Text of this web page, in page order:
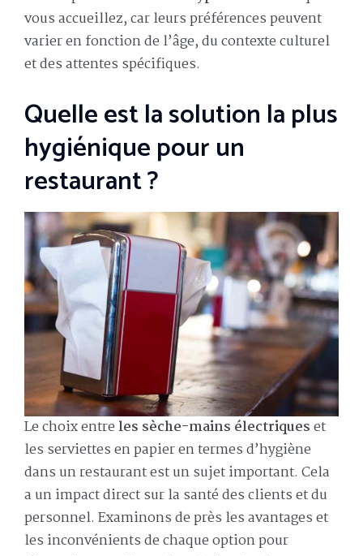
vous accueillez, car leurs préférences peuvent
varier en fonction de l’âge, du contexte culturel
et des attentes spécifiques.
Quelle est la solution la plus
hygiénique pour un
restaurant ?
Le choix entreles sèche-mains électriqueset
les serviettes en papier en termes d’hygiène
dans un restaurant est un sujet important. Cela
a un impact direct sur la santé des clients et du
personnel. Examinons de près les avantages et
les inconvénients de chaque option pour